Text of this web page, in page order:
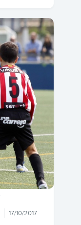
17/10/2017